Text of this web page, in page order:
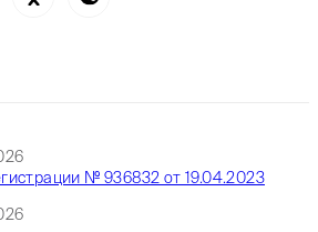
№ 936832 от 19.04.2023